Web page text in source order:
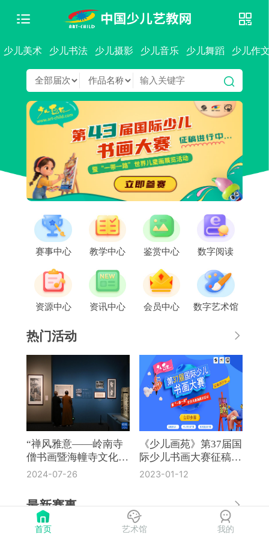
少儿美术 少儿书法 少儿摄影 少儿音乐 少儿舞蹈 少儿作
赛事中心 教学中心 鉴赏中心 数字阅读
资源中心 资讯中心 会员中心 数字艺术馆
热门活动
“禅风雅意——岭南寺
僧书画暨海幢寺文化
展”在国博开幕
2024-07-26
《少儿画苑》第37届国
际少儿书画大赛征稿通
知
2023-01-12
最新赛事
《奔流·小作家》第8届全国中
首页 艺术馆 我的